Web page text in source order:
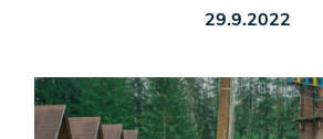
29.9.2022